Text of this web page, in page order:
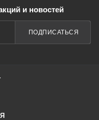
и новостей
ПОДПИСАТЬСЯ